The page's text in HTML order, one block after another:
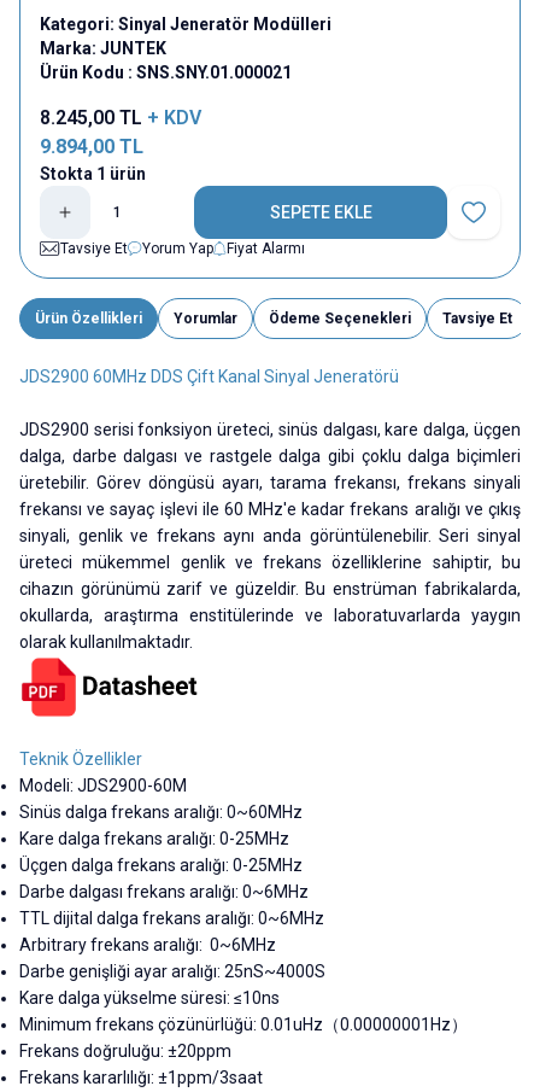
Kategori: Sinyal Jeneratör Modülleri
Marka: JUNTEK
Ürün Kodu : SNS.SNY.01.000021
8.245,00 TL + KDV
9.894,00 TL
Stokta 1 ürün
SEPETE EKLE
Favoriye
Tavsiye Et
Yorum Yap Fiyat Alarmı
Ürün Özellikleri Yorumlar Ödeme Seçenekleri Tavsiye Et
JDS2900 60MHz DDS Çift Kanal Sinyal Jeneratörü
JDS2900 serisi fonksiyon üreteci, sinüs dalgası, kare dalga, üçgen
dalga, darbe dalgası ve rastgele dalga gibi çoklu dalga biçimleri
üretebilir. Görev döngüsü ayarı, tarama frekansı, frekans sinyali
frekansı ve sayaç işlevi ile 60 MHz'e kadar frekans aralığı ve çıkış
sinyali, genlik ve frekans aynı anda görüntülenebilir. Seri sinyal
üreteci mükemmel genlik ve frekans özelliklerine sahiptir, bu
cihazın görünümü zarif ve güzeldir. Bu enstrüman fabrikalarda,
okullarda, araştırma enstitülerinde ve laboratuvarlarda yaygın
olarak kullanılmaktadır.
Teknik Özellikler
Modeli: JDS2900-60M
Sinüs dalga frekans aralığı: 0~60MHz
Kare dalga frekans aralığı: 0-25MHz
Üçgen dalga frekans aralığı: 0-25MHz
Darbe dalgası frekans aralığı: 0~6MHz
TTL dijital dalga frekans aralığı: 0~6MHz
Arbitrary frekans aralığı: 0~6MHz
Darbe genişliği ayar aralığı: 25nS~4000S
Kare dalga yükselme süresi: ≤10ns
Minimum frekans çözünürlüğü: 0.01uHz（0.00000001Hz）
Frekans doğruluğu: ±20ppm
Frekans kararlılığı: ±1ppm/3saat